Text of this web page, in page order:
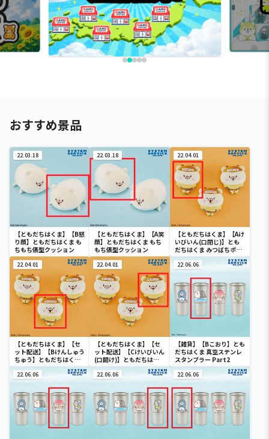
おすすめ景品
22.03.18
【ともだちはくま】【B怒
り顔】ともだちはくま も
ちもち俵型クッション
22.03.18
【ともだちはくま】【A笑
顔】ともだちはくま もち
もち俵型クッション
22.04.01
【ともだちはくま】【Aけ
いびいん(口閉じ)】とも
だちはくま みつばちポー
チ
22.04.01
【ともだちはくま】【セ
ット配送】【Bけんしゅう
ちゅう】ともだちはくま
みつばちポーチ
22.04.01
【ともだちはくま】【セ
ット配送】【Cけいびいん
(口開け)】ともだちはく
ま みつばちポーチ
22.06.06
【雑貨】【Bこおり】とも
だちはくま 真空ステンレ
スタンブラー Part2
22.06.06 22.06.06 22.06.06